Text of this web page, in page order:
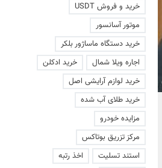
ماجرای کنار گذاشتن سلاح
حماس چیست؟ + ویدئو
خرید و فروش USDT
موتور آسانسور
خرید دستگاه ماساژور بلکر
اجاره ویلا شمال
خرید ادکلن
خرید لوازم آرایشی اصل
خرید طلای آب شده
مزایده خودرو
مرکز تزریق بوتاکس
استند تسلیت
اخذ رتبه